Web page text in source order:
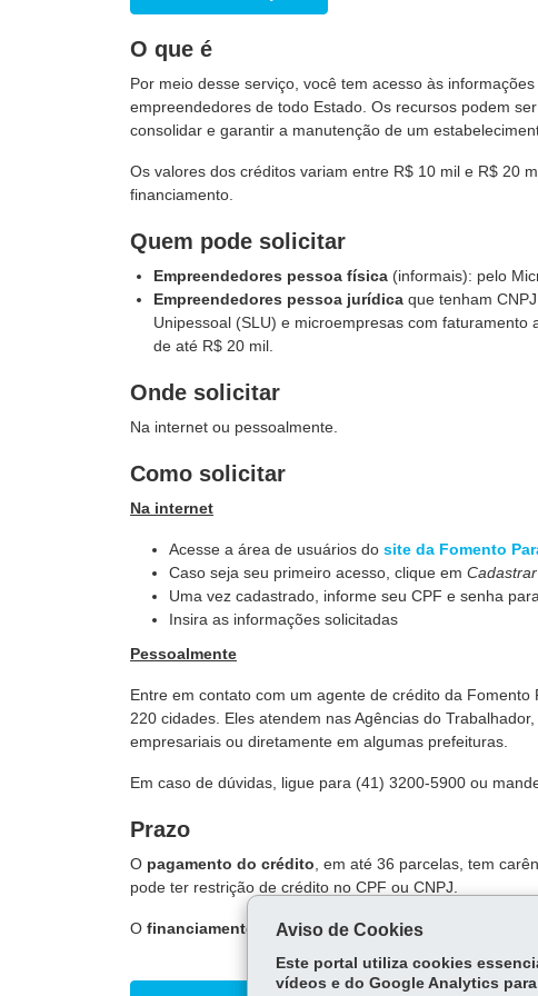
O que é
Por meio desse serviço, você tem acesso às
empreendedores de todo Estado. Os recursos podem
consolidar e garantir a manutenção de um
Os valores dos créditos variam entre R$ 10 mil e R$ 20
financiamento.
Quem pode solicitar
Empreendedores pessoa física (informais): pelo
Empreendedores pessoa jurídica que tenham
Unipessoal (SLU) e microempresas com
de até R$ 20 mil.
Onde solicitar
Na internet ou pessoalmente.
Como solicitar
Na internet
Acesse a área de usuários do site da Fomento
Caso seja seu primeiro acesso, clique em Cadastrar
Uma vez cadastrado, informe seu CPF e senha
Insira as informações solicitadas
Pessoalmente
Entre em contato com um agente de crédito da Fomento
220 cidades. Eles atendem nas Agências do
empresariais ou diretamente em algumas prefeituras.
Em caso de dúvidas, ligue para (41) 3200-5900 ou
Prazo
O pagamento do crédito , em até 36 parcelas, tem
pode ter restrição de crédito no CPF ou CNPJ.
O financiamento é liberado após a análise e
Aviso de Cookies
Este portal utiliza cookies
vídeos e do Google Analytics